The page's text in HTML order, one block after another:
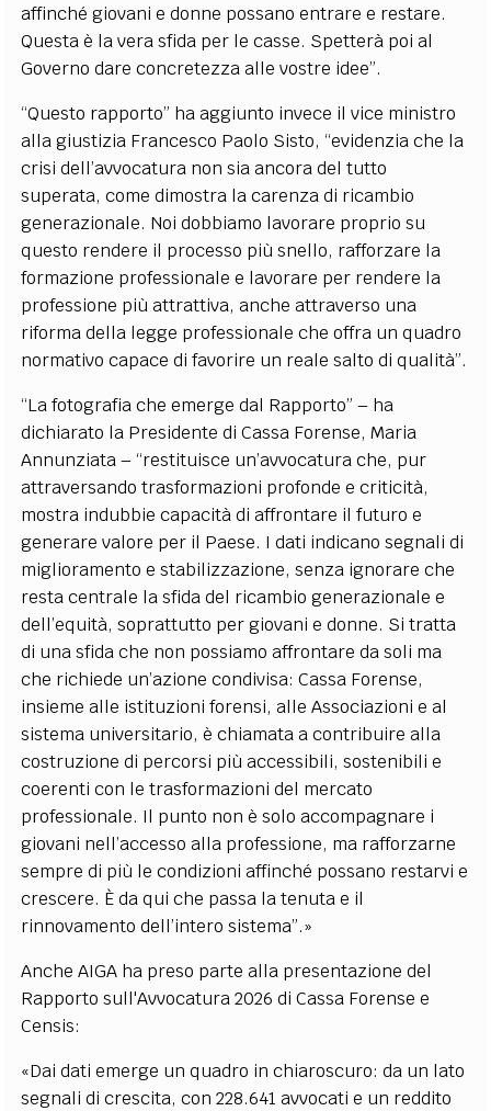
affinché giovani e donne possano entrare e restare.
Questa è la vera sfida per le casse. Spetterà poi al
Governo dare concretezza alle vostre idee”.
“Questo rapporto” ha aggiunto invece il vice ministro
alla giustizia Francesco Paolo Sisto, “evidenzia che la
crisi dell’avvocatura non sia ancora del tutto
superata, come dimostra la carenza di ricambio
generazionale. Noi dobbiamo lavorare proprio su
questo rendere il processo più snello, rafforzare la
formazione professionale e lavorare per rendere la
professione più attrattiva, anche attraverso una
riforma della legge professionale che offra un quadro
normativo capace di favorire un reale salto di qualità”.
“La fotografia che emerge dal Rapporto” – ha
dichiarato la Presidente di Cassa Forense, Maria
Annunziata – “restituisce un’avvocatura che, pur
attraversando trasformazioni profonde e criticità,
mostra indubbie capacità di affrontare il futuro e
generare valore per il Paese. I dati indicano segnali di
miglioramento e stabilizzazione, senza ignorare che
resta centrale la sfida del ricambio generazionale e
dell’equità, soprattutto per giovani e donne. Si tratta
di una sfida che non possiamo affrontare da soli ma
che richiede un’azione condivisa: Cassa Forense,
insieme alle istituzioni forensi, alle Associazioni e al
sistema universitario, è chiamata a contribuire alla
costruzione di percorsi più accessibili, sostenibili e
coerenti con le trasformazioni del mercato
professionale. Il punto non è solo accompagnare i
giovani nell’accesso alla professione, ma rafforzarne
sempre di più le condizioni affinché possano restarvi e
crescere. È da qui che passa la tenuta e il
rinnovamento dell’intero sistema”.»
Anche AIGA ha preso parte alla presentazione del
Rapporto sull'Avvocatura 2026 di Cassa Forense e
Censis:
«Dai dati emerge un quadro in chiaroscuro: da un lato
segnali di crescita, con 228.641 avvocati e un reddito